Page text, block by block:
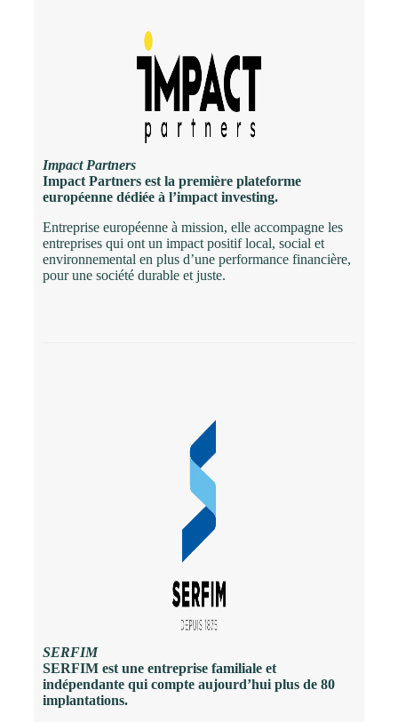
Impact Partners
Impact Partners est la première plateforme
européenne dédiée à l’impact investing.
Entreprise européenne à mission, elle accompagne les
entreprises qui ont un impact positif local, social et
environnemental en plus d’une performance financière,
pour une société durable et juste.
SERFIM
SERFIM est une entreprise familiale et
indépendante qui compte aujourd’hui plus de 80
implantations.